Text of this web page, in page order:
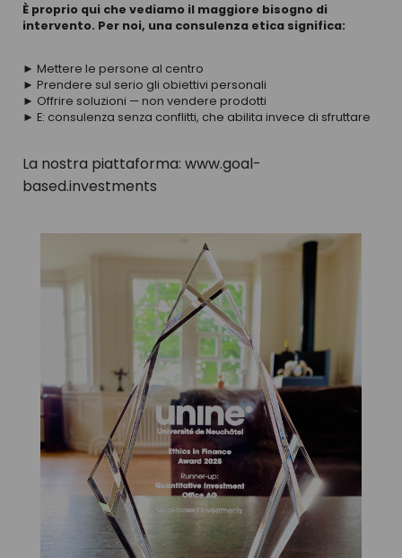
È proprio qui che vediamo il maggiore bisogno di
intervento. Per noi, una consulenza etica significa:
► Mettere le persone al centro
► Prendere sul serio gli obiettivi personali
► Offrire soluzioni — non vendere prodotti
► E: consulenza senza conflitti, che abilita invece di sfruttare
La nostra piattaforma: www.goal-
based.investments